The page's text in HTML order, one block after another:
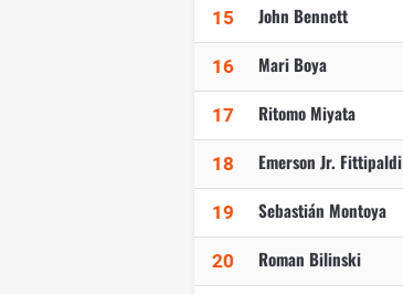
15 John Bennett
16 Mari Boya
17 Ritomo Miyata
18 Emerson Jr. Fittipaldi
19 Sebastián Montoya
20 Roman Bilinski